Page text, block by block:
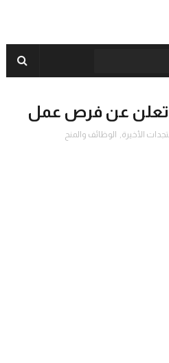
تعلن عن فرص عمل
الأخيرة, الوظائف والمنح